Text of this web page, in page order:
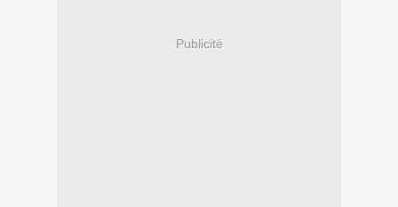
Publicité